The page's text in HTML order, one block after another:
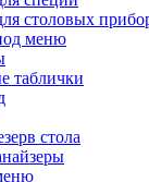
столовых
меню
таблички
стола